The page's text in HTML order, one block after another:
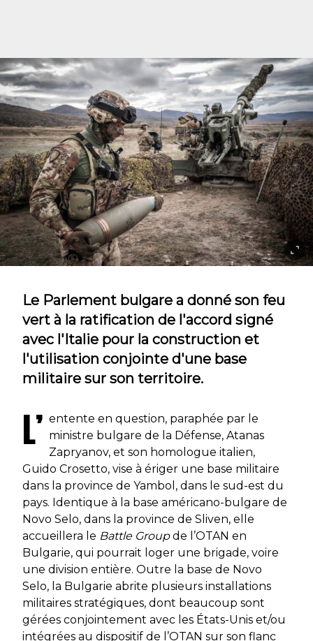
Le Parlement bulgare a donné son feu
vert à la ratification de l'accord signé
avec l'Italie pour la construction et
l'utilisation conjointe d'une base
militaire sur son territoire.
L’ entente en question, paraphée par le
ministre bulgare de la Défense, Atanas
Zapryanov, et son homologue italien,
Guido Crosetto, vise à ériger une base militaire
dans la province de Yambol, dans le sud-est du
pays. Identique à la base américano-bulgare de
Novo Selo, dans la province de Sliven, elle
accueillera le Battle Groupde l’OTAN en
Bulgarie, qui pourrait loger une brigade, voire
une division entière. Outre la base de Novo
Selo, la Bulgarie abrite plusieurs installations
militaires stratégiques, dont beaucoup sont
gérées conjointement avec les États-Unis et/ou
intégrées au dispositif de l’OTAN sur son flanc